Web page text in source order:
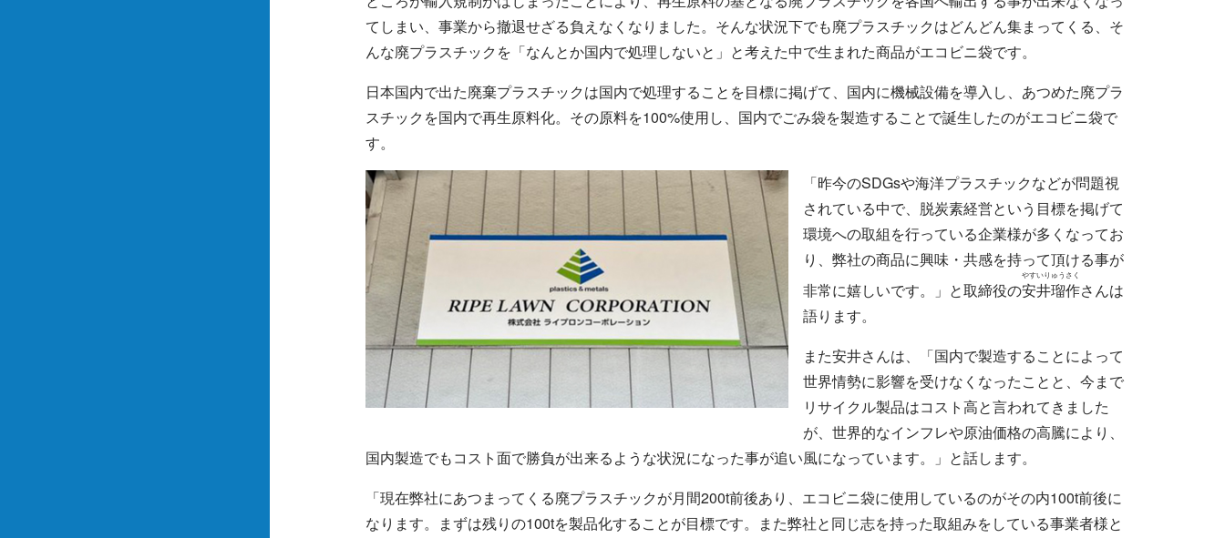
てしまい、事業から撤退せざる負えなくなりました。そんな状況下でも廃プラスチックはどんどん集まってくる、そ
んな廃プラスチックを「なんとか国内で処理しないと」と考えた中で生まれた商品がエコビニ袋です。
日本国内で出た廃棄プラスチックは国内で処理することを目標に掲げて、国内に機械設備を導入し、あつめた廃プラ
スチックを国内で再生原料化。その原料を100%使用し、国内でごみ袋を製造することで誕生したのがエコビニ袋で
す。
「昨今のSDGsや海洋プラスチックなどが問題視
されている中で、脱炭素経営という目標を掲げて
環境への取組を行っている企業様が多くなってお
り、弊社の商品に興味・共感を持って頂ける事が
非常に嬉しいです。」と取締役の安井瑠作
やすいりゅうさく
さんは
語ります。
また安井さんは、「国内で製造することによって
世界情勢に影響を受けなくなったことと、今まで
リサイクル製品はコスト高と言われてきました
が、世界的なインフレや原油価格の高騰により、
国内製造でもコスト面で勝負が出来るような状況になった事が追い風になっています。」と話します。
「現在弊社にあつまってくる廃プラスチックが月間200t前後あり、エコビニ袋に使用しているのがその内100t前後に
なります。まずは残りの100tを製品化することが目標です。また弊社と同じ志を持った取組みをしている事業者様と